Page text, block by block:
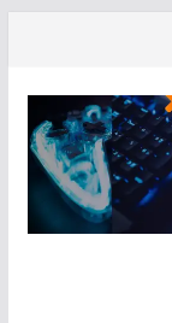
contenido